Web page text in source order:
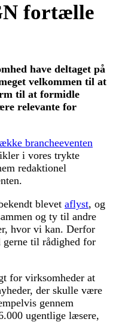
fortælle
have deltaget på
velkommen til at
til at formidle
relevante for
brancheeventen
i vores trykte
redaktionel
blevet aflyst, og
og ty til andre
hvor vi kan. Derfor
gerne til rådighed for
for virksomheder at
der skulle være
gennem
ugentlige læsere,